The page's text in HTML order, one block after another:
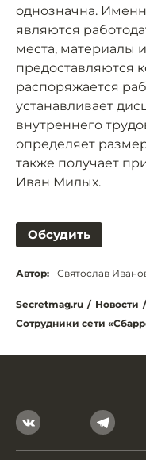
однозначна.
являются
места, материалы
предоставляются
распоряжается
устанавливает
внутреннего
определяет
также получает
Иван Милых.
Обсудить
Автор: Святослав
Secretmag.ru / Новости /
Сотрудники сети